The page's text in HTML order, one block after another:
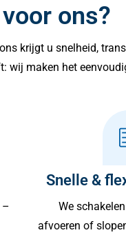
ons?
krijgt u snelheid,
wij maken het
–
Snelle &
We
afvoeren of